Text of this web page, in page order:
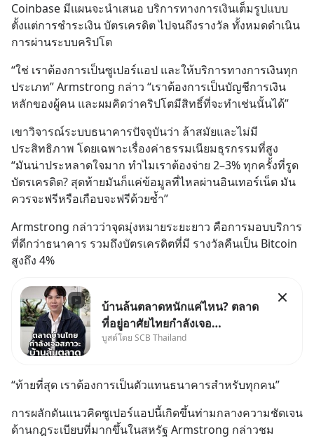
Coinbase มีแผนจะนำเสนอ บริการทางการเงินเต็มรูปแบบ
ตั้งแต่การชำระเงิน บัตรเครดิต ไปจนถึงรางวัล ทั้งหมดดำเนิน
การผ่านระบบคริปโต
“ใช่ เราต้องการเป็นซูเปอร์แอป และให้บริการทางการเงินทุก
ประเภท” Armstrong กล่าว “เราต้องการเป็นบัญชีการเงิน
หลักของผู้คน และผมคิดว่าคริปโตมีสิทธิ์ที่จะทำเช่นนั้นได้”
เขาวิจารณ์ระบบธนาคารปัจจุบันว่า ล้าสมัยและไม่มี
ประสิทธิภาพ โดยเฉพาะเรื่องค่าธรรมเนียมธุรกรรมที่สูง
“มันน่าประหลาดใจมาก ทำไมเราต้องจ่าย 2–3% ทุกครั้งที่รูด
บัตรเครดิต? สุดท้ายมันก็แค่ข้อมูลที่ไหลผ่านอินเทอร์เน็ต มัน
ควรจะฟรีหรือเกือบจะฟรีด้วยซ้ำ”
Armstrong กล่าวว่าจุดมุ่งหมายระยะยาว คือการมอบบริการ
ที่ดีกว่าธนาคาร รวมถึงบัตรเครดิตที่มี รางวัลคืนเป็น Bitcoin
สูงถึง 4%
บ้านล้นตลาดหนักแค่ไหน? ตลาด
ที่อยู่อาศัยไทยกำลังเจอ
Oversupply หนักกว่าที่คิด และ
#บ้านล้นตลาด #เศรษฐกิจไทย
#EICAround #SCBThailand
สามารถดูคลิปท
บูสต์โดย SCB Thailand
“ท้ายที่สุด เราต้องการเป็นตัวแทนธนาคารสำหรับทุกคน”
การผลักดันแนวคิดซูเปอร์แอปนี้เกิดขึ้นท่ามกลางความชัดเจน
ด้านกฎระเบียบที่มากขึ้นในสหรัฐ Armstrong กล่าวชม